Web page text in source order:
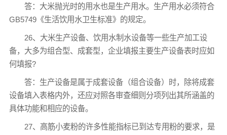
答：大米抛光时的用水也是生产用水。生产用水必须符合
GB5749《生活饮用水卫生标准》的规定。
26、大米生产设备、饮用水制水设备等一些生产加工设
备，大多为组合型、成套型，企业填报主要生产设备表时应如
何填报?
答：生产设备是属于成套设备（组合设备）时，除将成套
设备填入表格内外，还应对照各审查细则分项列出其所涵盖的
具体功能和相应的设备。
27、高筋小麦粉的许多性能指标已到达专用粉的要求，是